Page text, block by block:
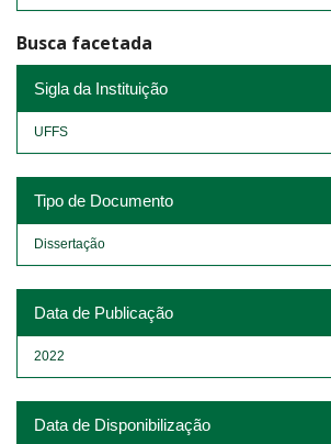
Busca facetada
Sigla da Instituição
UFFS
Tipo de Documento
Dissertação
Data de Publicação
2022
Data de Disponibilização